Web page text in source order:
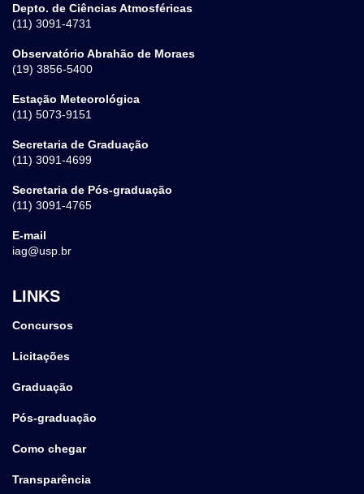
Depto. de Ciências Atmosféricas
(11) 3091-4731
Observatório Abrahão de Moraes
(19) 3856-5400
Estação Meteorológica
(11) 5073-9151
Secretaria de Graduação
(11) 3091-4699
Secretaria de Pós-graduação
(11) 3091-4765
E-mail
iag@usp.br
LINKS
Concursos
Licitações
Graduação
Pós-graduação
Como chegar
Transparência